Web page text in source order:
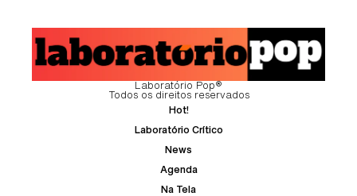
Laboratório Pop®
Todos os direitos reservados
Hot!
Laboratório Crítico
News
Agenda
Na Tela